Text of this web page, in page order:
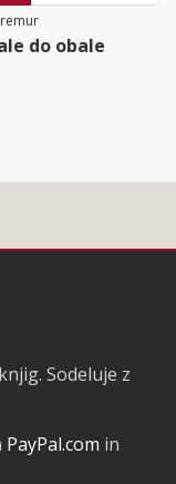
do obale
Sodeluje z
PayPal.com in